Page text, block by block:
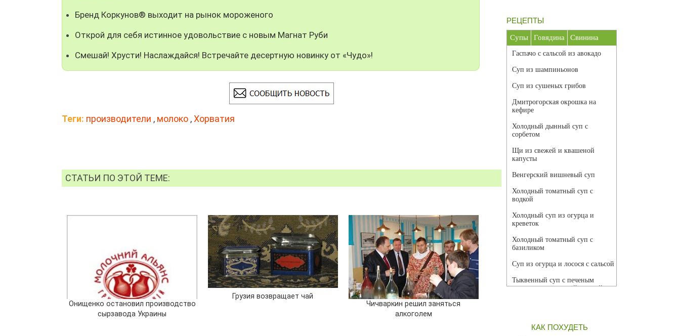
Бренд Коркунов® выходит на рынок мороженого
Открой для себя истинное удовольствие с новым Магнат Руби
Смешай! Хрусти! Наслаждайся! Встречайте десертную новинку от «Чудо»!
Теги: производители , молоко ,Хорватия
СТАТЬИ ПО ЭТОЙ ТЕМЕ:
Онищенко остановил производство
сырзавода Украины
Грузия возвращает чай
Чичваркин решил заняться
алкоголем
РЕЦЕПТЫ
Супы Говядина Свинина
Гаспачо с сальсой из авокадо
Суп из шампиньонов
Суп из сушеных грибов
Дмитрогорская окрошка на
кефире
Холодный дынный суп с
сорбетом
Щи из свежей и квашеной
капусты
Венгерский вишневый суп
Холодный томатный суп с
водкой
Холодный суп из огурца и
креветок
Холодный томатный суп с
базиликом
Суп из огурца и лосося с сальсой
Тыквенный суп с печеным
чесноком и томатной сальсой
красного перца
КАК ПОХУДЕТЬ